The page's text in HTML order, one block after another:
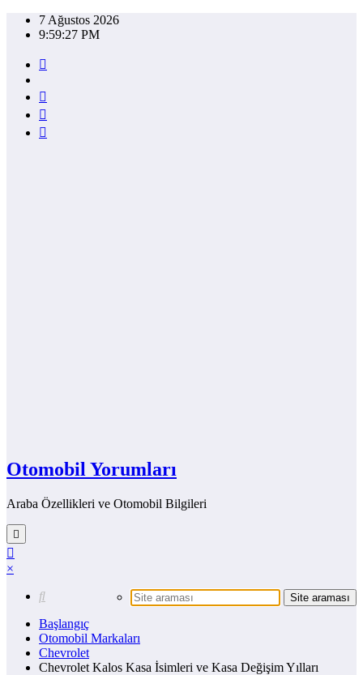
İçeriğe7 Ağustos 2026
9:59:27 PM
Otomobil Yorumları
Araba Özellikleri ve Otomobil Bilgileri
×
Başlangıç
Otomobil Markaları
Chevrolet
Chevrolet Kalos Kasa İsimleri ve Kasa Değişim Yılları